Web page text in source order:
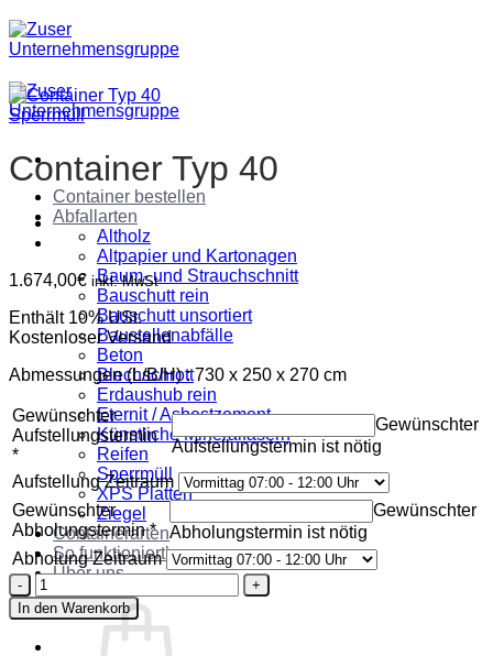
Zum
Inhalt
springen
Container bestellen
Abfallarten
Altholz
Altpapier und Kartonagen
Baum- und Strauchschnitt
Bauschutt rein
Bauschutt unsortiert
Baustellenabfälle
Beton
Blechschrott
Erdaushub rein
Eternit / Asbestzement
Künstliche Mineralfasern
Reifen
Sperrmüll
XPS Platten
Ziegel
Containerarten
So funktioniert’s
Über uns
Kontakt
Sperrmüll
Container Typ 40
1.674,00€ inkl. MwSt
Enthält 10% USt.
Kostenloser Versand
Abmessungen (L/B/H) : 730 x 250 x 270 cm
Gewünschter
Aufstellungstermin
*
Gewünschter
Aufstellungstermin ist nötig
Aufstellung Zeitraum
Gewünschter
Abholungstermin*
Gewünschter
Abholungstermin ist nötig
Abholung Zeitraum
Container
Typ
40
Menge
In den Warenkorb